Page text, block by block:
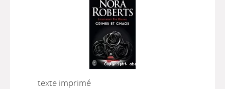
texte imprimé